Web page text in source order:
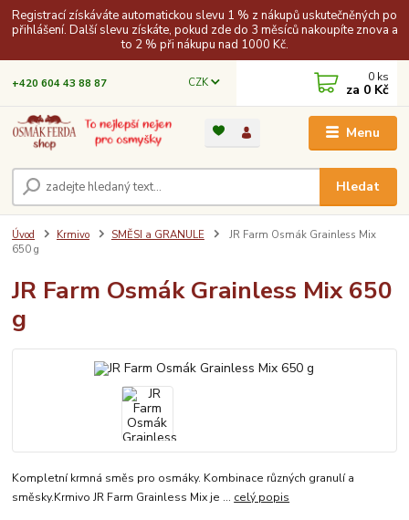
Registrací získáváte automatickou slevu 1 % z nákupů uskutečněných po
přihlášení. Další slevu získáte, pokud zde do 3 měsíců nakoupíte znova a
to 2 % při nákupu nad 1000 Kč.
Menu
CZK
Hledat
+420 604 43 88 87 0 ks
za 0 Kč
Úvod Krmivo SMĚSI a GRANULE
JR Farm Osmák Grainless Mix
650 g
JR Farm Osmák Grainless Mix 650
g
Kompletní krmná směs pro osmáky. Kombinace různých granulí a
směsky.Krmivo JR Farm Grainless Mix je ... celý popis